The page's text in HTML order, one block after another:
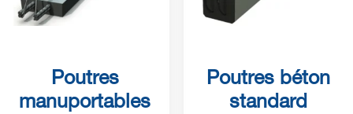
Poutres
manuportables
Poutres béton
standard